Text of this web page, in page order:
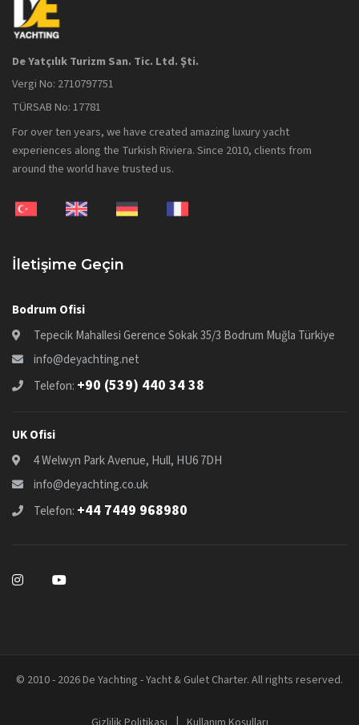
De Yatçılık Turizm San. Tic. Ltd. Şti.
Vergi No: 2710797751
TÜRSAB No: 17781
For over ten years, we have created amazing luxury yacht
experiences along the Turkish Riviera. Since 2010, clients from
around the world have trusted us.
İletişime Geçin
Bodrum Ofisi
Tepecik Mahallesi Gerence Sokak 35/3 Bodrum Muğla Türkiye
info@deyachting.net
Telefon: +90 (539) 440 34 38
UK Ofisi
4 Welwyn Park Avenue, Hull, HU6 7DH
info@deyachting.co.uk
Telefon: +44 7449 968980
© 2010 - 2026 De Yachting - Yacht & Gulet Charter. All rights reserved.